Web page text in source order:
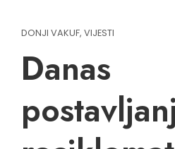
DONJI VAKUF, VIJESTI
Danas